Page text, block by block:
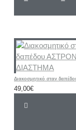
49,00€